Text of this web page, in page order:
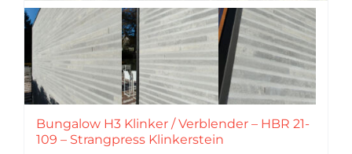
Bungalow H3 Klinker / Verblender – HBR 21-
109 – Strangpress Klinkerstein